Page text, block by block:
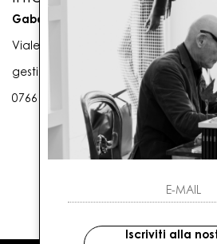
Gaballo Mario srl
Viale G. Matteotti n. 23 00053
0766 25656
Iscriviti alla